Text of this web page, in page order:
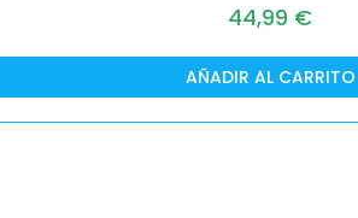
44,99 €
AÑADIR AL CARRITO